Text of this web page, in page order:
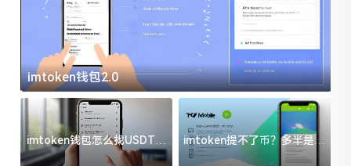
imtoken钱包2.0
imtoken钱包怎么找USDT地
址？三步搞定不踩坑
imtoken提不了币？多半是这
几件事没处理好